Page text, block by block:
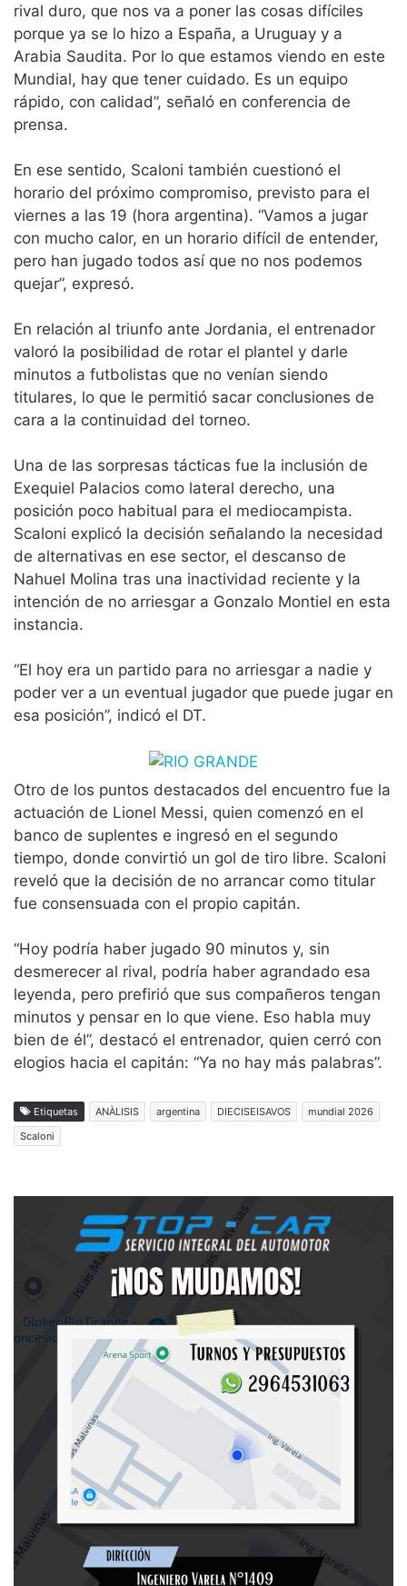
rival duro, que nos va a poner las cosas difíciles
porque ya se lo hizo a España, a Uruguay y a
Arabia Saudita. Por lo que estamos viendo en este
Mundial, hay que tener cuidado. Es un equipo
rápido, con calidad”, señaló en conferencia de
prensa.
En ese sentido, Scaloni también cuestionó el
horario del próximo compromiso, previsto para el
viernes a las 19 (hora argentina). “Vamos a jugar
con mucho calor, en un horario difícil de entender,
pero han jugado todos así que no nos podemos
quejar”, expresó.
En relación al triunfo ante Jordania, el entrenador
valoró la posibilidad de rotar el plantel y darle
minutos a futbolistas que no venían siendo
titulares, lo que le permitió sacar conclusiones de
cara a la continuidad del torneo.
Una de las sorpresas tácticas fue la inclusión de
Exequiel Palacios como lateral derecho, una
posición poco habitual para el mediocampista.
Scaloni explicó la decisión señalando la necesidad
de alternativas en ese sector, el descanso de
Nahuel Molina tras una inactividad reciente y la
intención de no arriesgar a Gonzalo Montiel en esta
instancia.
“El hoy era un partido para no arriesgar a nadie y
poder ver a un eventual jugador que puede jugar en
esa posición”, indicó el DT.
Otro de los puntos destacados del encuentro fue la
actuación de Lionel Messi, quien comenzó en el
banco de suplentes e ingresó en el segundo
tiempo, donde convirtió un gol de tiro libre. Scaloni
reveló que la decisión de no arrancar como titular
fue consensuada con el propio capitán.
“Hoy podría haber jugado 90 minutos y, sin
desmerecer al rival, podría haber agrandado esa
leyenda, pero prefirió que sus compañeros tengan
minutos y pensar en lo que viene. Eso habla muy
bien de él”, destacó el entrenador, quien cerró con
elogios hacia el capitán: “Ya no hay más palabras”.
Etiquetas ANÀLISIS argentina DIECISEISAVOS
mundial 2026
Scaloni